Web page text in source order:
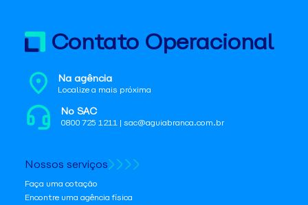
Contato Operacional
Na agência
Localize a mais próxima
No SAC
0800 725 1211 | sac@aguiabranca.com.br
Nossos serviços
Faça uma cotação
Encontre uma agência física